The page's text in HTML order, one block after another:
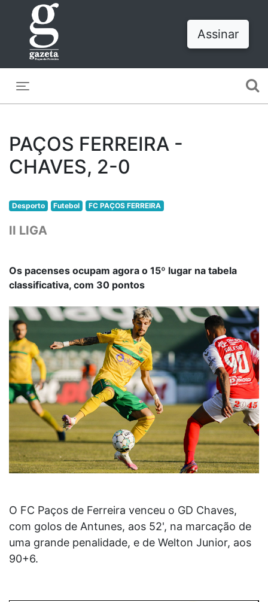
Assinar
PAÇOS FERREIRA -
CHAVES, 2-0
Desporto Futebol FC PAÇOS FERREIRA
II LIGA
Os pacenses ocupam agora o 15º lugar na tabela
classificativa, com 30 pontos
O FC Paços de Ferreira venceu o GD Chaves,
com golos de Antunes, aos 52', na marcação de
uma grande penalidade, e de Welton Junior, aos
90+6.